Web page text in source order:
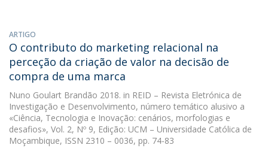
ARTIGO
O contributo do marketing relacional na
perceção da criação de valor na decisão de
compra de uma marca
Nuno Goulart Brandão 2018. in REID – Revista Eletrónica de
Investigação e Desenvolvimento, número temático alusivo a
«Ciência, Tecnologia e Inovação: cenários, morfologias e
desafios», Vol. 2, Nº 9, Edição: UCM – Universidade Católica de
Moçambique, ISSN 2310 – 0036, pp. 74-83